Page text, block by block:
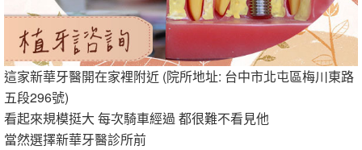
這家新華牙醫開在家裡附近 (院所地址: 台中市北屯區梅川東路
五段296號)
看起來規模挺大 每次騎車經過 都很難不看見他
當然選擇新華牙醫診所前